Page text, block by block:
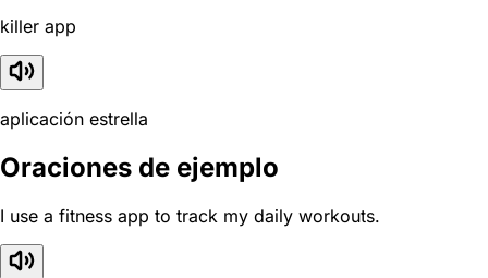
killer app
aplicación estrella
Oraciones de ejemplo
I use a fitness app to track my daily workouts.